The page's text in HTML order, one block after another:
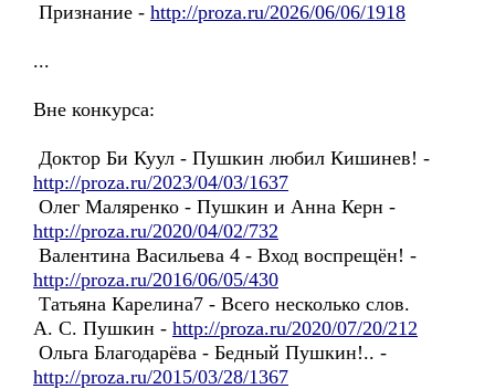
Признание - http://proza.ru/2026/06/06/1918
...
Вне конкурса:
Доктор Би Куул - Пушкин любил Кишинев! -
http://proza.ru/2023/04/03/1637
Олег Маляренко - Пушкин и Анна Керн -
http://proza.ru/2020/04/02/732
Валентина Васильева 4 - Вход воспрещён! -
http://proza.ru/2016/06/05/430
Татьяна Карелина7 - Всего несколько слов.
А. С. Пушкин - http://proza.ru/2020/07/20/212
Ольга Благодарёва - Бедный Пушкин!.. -
http://proza.ru/2015/03/28/1367